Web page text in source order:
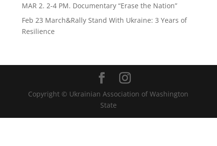
MAR 2. 2-4 PM. Documentary “Erase the Nation”
Feb 23 March&Rally Stand With Ukraine: 3 Years of
Resilience
Copyright © Ukrainian Association of Washington
State